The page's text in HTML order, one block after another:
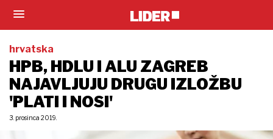
hrvatska
HPB, HDLU I ALU ZAGREB
NAJAVLJUJU DRUGU IZLOŽBU
'PLATI I NOSI'
3. prosinca 2019.